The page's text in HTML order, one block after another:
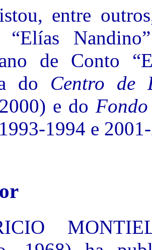
entre
“Elías
de Conto
do Centro de
e do
1994 e